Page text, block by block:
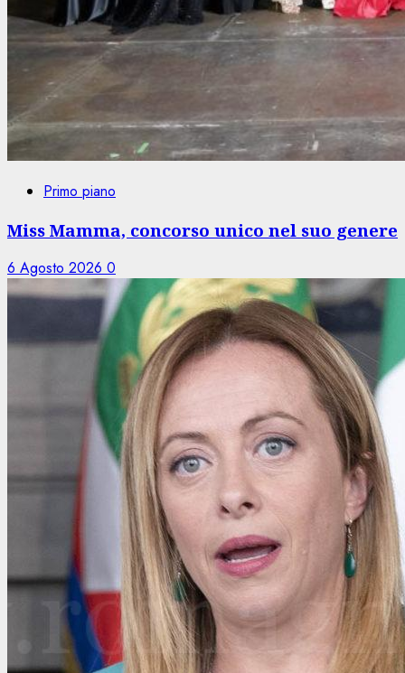
Primo piano
Miss Mamma, concorso unico nel suo genere
6 Agosto 2026 0